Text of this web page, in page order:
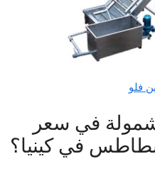
في سعر
في كينيا؟